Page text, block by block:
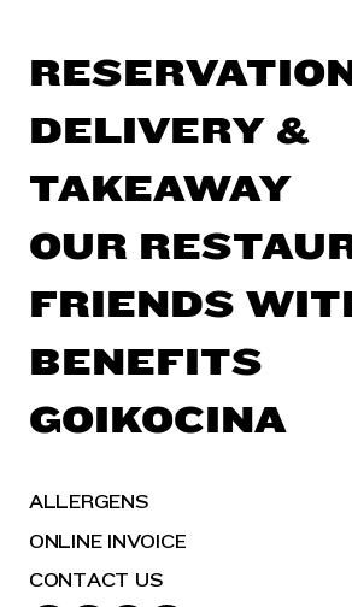
DELIVERY &
TAKEAWAY
OUR
FRIENDS
BENEFITS
GOIKOCINA
ALLERGENS
ONLINE INVOICE
CONTACT US